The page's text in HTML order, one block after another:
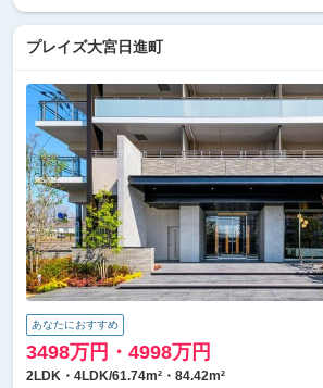
プレイズ大宮日進町
あなたにおすすめ
3498万円・4998万円
2LDK・4LDK/61.74m²・84.42m²